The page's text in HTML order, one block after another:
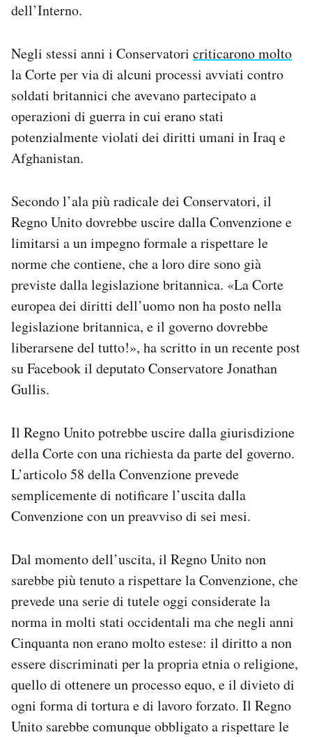
dell’Interno.
Negli stessi anni i Conservatori criticarono molto
la Corte per via di alcuni processi avviati contro
soldati britannici che avevano partecipato a
operazioni di guerra in cui erano stati
potenzialmente violati dei diritti umani in Iraq e
Afghanistan.
Secondo l’ala più radicale dei Conservatori, il
Regno Unito dovrebbe uscire dalla Convenzione e
limitarsi a un impegno formale a rispettare le
norme che contiene, che a loro dire sono già
previste dalla legislazione britannica. «La Corte
europea dei diritti dell’uomo non ha posto nella
legislazione britannica, e il governo dovrebbe
liberarsene del tutto!», ha scritto in un recente post
su Facebook il deputato Conservatore Jonathan
Gullis.
Il Regno Unito potrebbe uscire dalla giurisdizione
della Corte con una richiesta da parte del governo.
L’articolo 58 della Convenzione prevede
semplicemente di notificare l’uscita dalla
Convenzione con un preavviso di sei mesi.
Dal momento dell’uscita, il Regno Unito non
sarebbe più tenuto a rispettare la Convenzione, che
prevede una serie di tutele oggi considerate la
norma in molti stati occidentali ma che negli anni
Cinquanta non erano molto estese: il diritto a non
essere discriminati per la propria etnia o religione,
quello di ottenere un processo equo, e il divieto di
ogni forma di tortura e di lavoro forzato. Il Regno
Unito sarebbe comunque obbligato a rispettare le